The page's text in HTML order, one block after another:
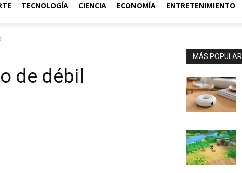
TECNOLOGÍA CIENCIA ECONOMÍA ENTRETENIMIENTO
de débil
MÁS POPULAR